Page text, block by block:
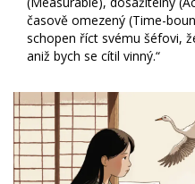
časově omezený (Time-
schopen říct svému šéfovi,
aniž bych se cítil vinný.“